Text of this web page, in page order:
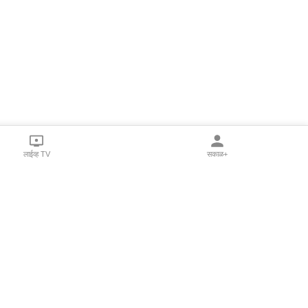
लाईव्ह TV सकाळ+